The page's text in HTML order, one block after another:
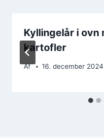
Kyllingelår i ovn
kartofler
Af 16. december 2024